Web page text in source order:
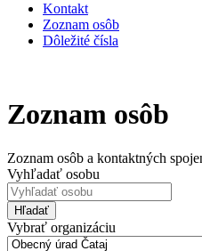
Kontakt
Zoznam osôb
Dôležité čísla
Zoznam osôb
Zoznam osôb a kontaktných
Vyhľadať osobu
Hľadať
Vybrať organizáciu